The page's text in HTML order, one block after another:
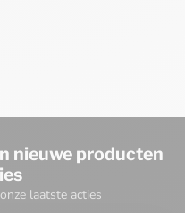
nieuwe producten
laatste acties